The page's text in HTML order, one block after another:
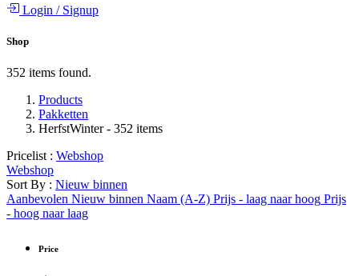
Login /Signup
Shop
352 items found.
Products
Pakketten
HerfstWinter- 352 items
Pricelist : Webshop
Webshop
Sort By : Nieuw binnen
Aanbevolen Nieuw binnen Naam (A-Z) Prijs - laag naar hoog Prijs
- hoog naar laag
Price